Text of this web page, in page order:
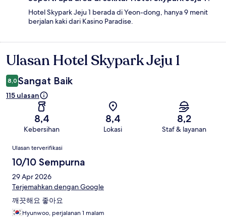
Hotel Skypark Jeju 1 berada di Yeon-dong, hanya 9 menit
berjalan kaki dari Kasino Paradise.
Ulasan
Ulasan Hotel Skypark Jeju 1
8,0 Sangat Baik
115 ulasan
8,4
Kebersihan
8,4
Lokasi
8,2
Staf & layanan
Ulasan
Ulasan terverifikasi
10/10 Sempurna
29 Apr 2026
Terjemahkan dengan Google
깨끗해요 좋아요
Hyunwoo, perjalanan 1 malam